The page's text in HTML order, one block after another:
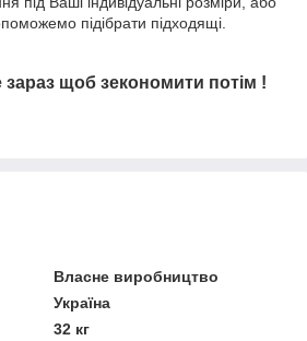
підібрати підходящі.
щоб зекономити потім !
Власне виробництво
Україна
32 кг